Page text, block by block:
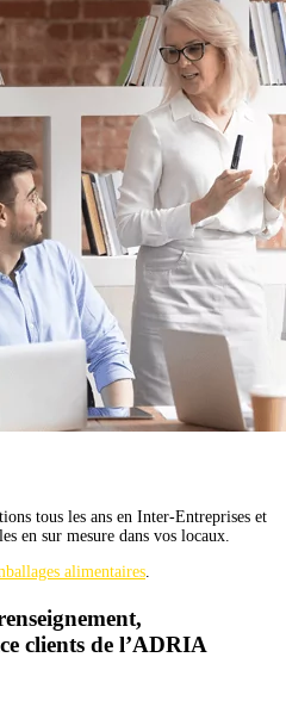
tous les ans en Inter-Entreprises et
en sur mesure dans vos locaux.
alimentaires.
clients de l’ADRIA